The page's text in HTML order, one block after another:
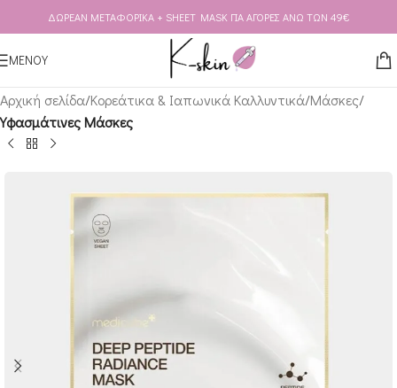
Skip to navigation
Skip to main content
ΔΩΡΕΑΝ ΜΕΤΑΦΟΡΙΚΑ + SHEET MASK ΓΙΑ ΑΓΟΡΕΣ ΑΝΩ ΤΩΝ 49€
ΜΕΝΟΥ
Αρχική σελίδα Κορεάτικα & Ιαπωνικά Καλλυντικά Μάσκες
Υφασμάτινες Μάσκες